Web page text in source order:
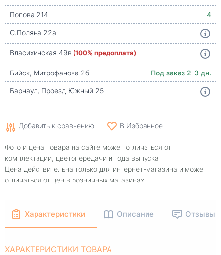
Попова 214
4
С.Поляна 22а
Власихинская 49в (100% предоплата)
Бийск, Митрофанова 2б
Под заказ 2-3 дн.
Барнаул, Проезд Южный 25
Добавить к сравнению В Избранное
Фото и цена товара на сайте может отличаться от
комплектации, цветопередачи и года выпуска
Цена действительна только для интернет-магазина и может
отличаться от цен в розничных магазинах
Характеристики Описание Отзывы
ХАРАКТЕРИСТИКИ ТОВАРА